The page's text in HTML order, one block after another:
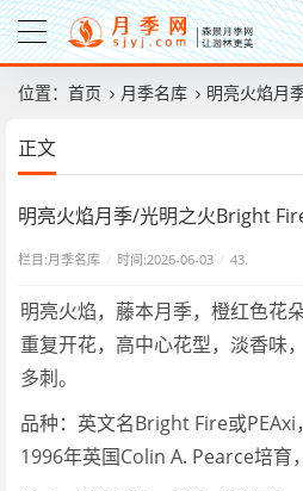
位置： 首页 月季名库 明亮火焰月
正文
明亮火焰月季/光明之火Bright
栏目:月季名库 / 时间:2026-06-03 / 43.
明亮火焰，藤本月季，橙红色花
重复开花，高中心花型，淡香味
多刺。
品种：英文名Bright Fire或PEAxi
1996年英国Colin A. Pearce培育